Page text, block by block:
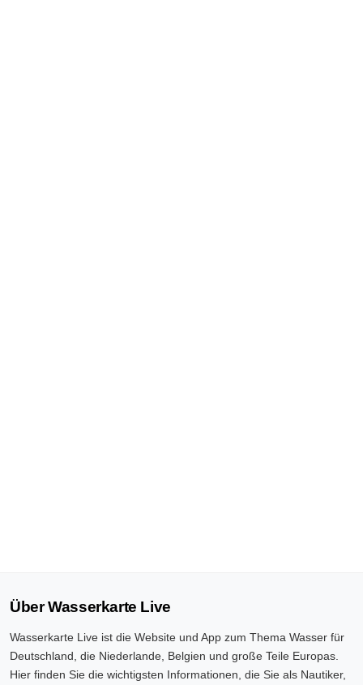
Über Wasserkarte Live
Wasserkarte Live ist die Website und App zum Thema Wasser für
Deutschland, die Niederlande, Belgien und große Teile Europas.
Hier finden Sie die wichtigsten Informationen, die Sie als Nautiker,